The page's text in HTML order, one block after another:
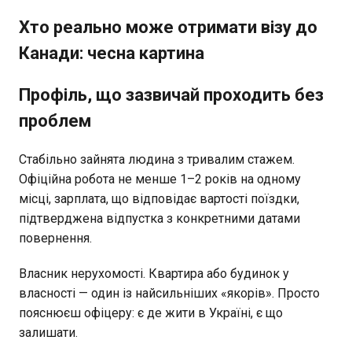
Хто реально може отримати візу до
Канади: чесна картина
Профіль, що зазвичай проходить без
проблем
Стабільно зайнята людина з тривалим стажем.
Офіційна робота не менше 1–2 років на одному
місці, зарплата, що відповідає вартості поїздки,
підтверджена відпустка з конкретними датами
повернення.
Власник нерухомості. Квартира або будинок у
власності — один із найсильніших «якорів». Просто
пояснюєш офіцеру: є де жити в Україні, є що
залишати.